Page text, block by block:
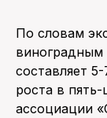
По словам
виноградным
составляет
роста в
ассоциации